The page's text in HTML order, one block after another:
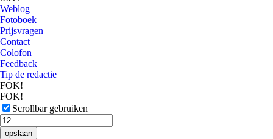
Weblog
Fotoboek
Prijsvragen
Contact
Colofon
Feedback
Tip de redactie
FOK!
FOK!
Scrollbar gebruiken
opslaan